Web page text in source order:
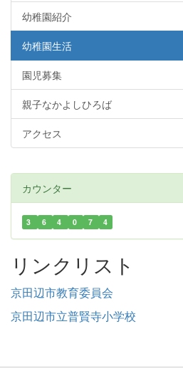
幼稚園紹介
幼稚園生活
園児募集
親子なかよしひろば
アクセス
カウンター
3 6 4 0 7 4
リンクリスト
京田辺市教育委員会
京田辺市立普賢寺小学校